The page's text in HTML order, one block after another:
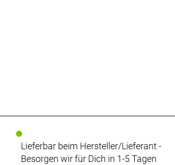
Lieferbar beim Hersteller/Lieferant -
Besorgen wir für Dich in 1-5 Tagen